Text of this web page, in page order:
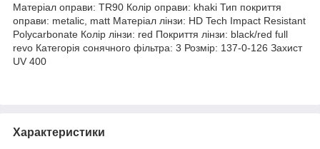
Матеріал оправи: TR90 Колір оправи: khaki Тип покриття
оправи: metalic, matt Матеріал лінзи: HD Tech Impact Resistant
Polycarbonate Колір лінзи: red Покриття лінзи: black/red full
revo Категорія сонячного фільтра: 3 Розмір: 137-0-126 Захист
UV 400
Характеристики